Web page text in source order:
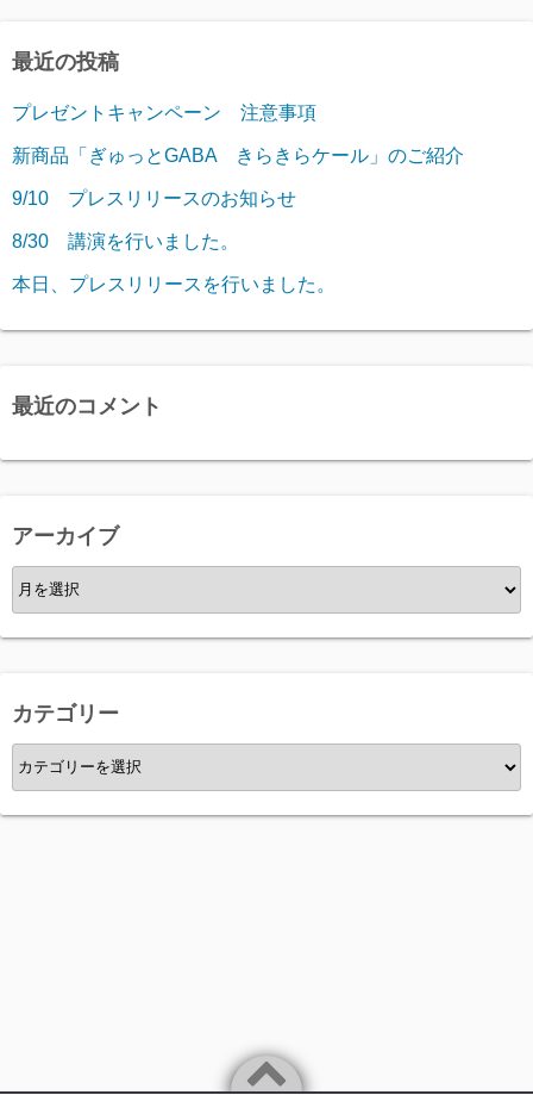
最近の投稿
プレゼントキャンペーン 注意事項
新商品「ぎゅっとGABA きらきらケール」のご紹介
9/10 プレスリリースのお知らせ
8/30 講演を行いました。
本日、プレスリリースを行いました。
最近のコメント
アーカイブ
ア
ー
カ
ブ
カテゴリー
カ
テ
ゴ